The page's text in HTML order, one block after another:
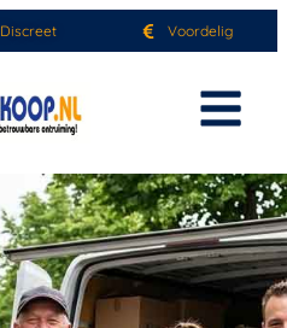
Discreet Voordelig